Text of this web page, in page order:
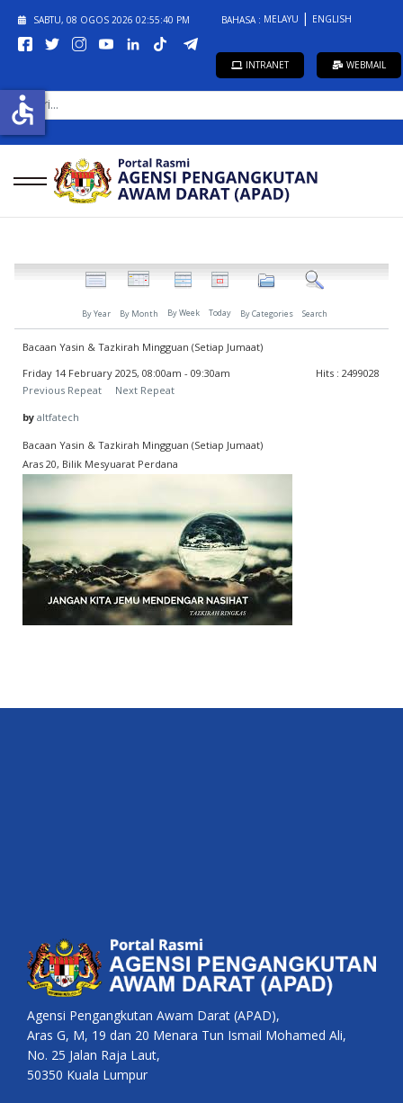
SABTU, 08 OGOS 2026 02:55:40 PM BAHASA : MELAYU ENGLISH
INTRANET WEBMAIL
CARI...
By Year By Month By Week Today By Categories Search
Bacaan Yasin & Tazkirah Mingguan (Setiap Jumaat)
Friday 14 February 2025, 08:00am - 09:30am
Previous Repeat
Next Repeat
Hits : 2499028
by altfatech
Bacaan Yasin & Tazkirah Mingguan (Setiap Jumaat)
Aras 20, Bilik Mesyuarat Perdana
Agensi Pengangkutan Awam Darat (APAD),
Aras G, M, 19 dan 20 Menara Tun Ismail Mohamed Ali,
No. 25 Jalan Raja Laut,
50350 Kuala Lumpur
accessible